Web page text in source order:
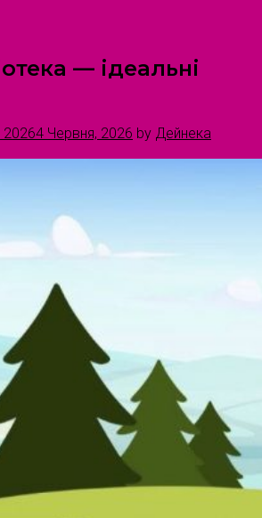
— ідеальні
20264 Червня, 2026 by Дейнека